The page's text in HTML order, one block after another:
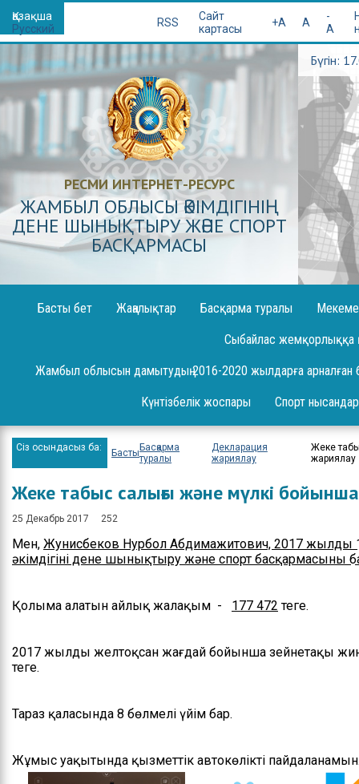
Қазақша
Русский
RSS
Сайт
картасы
+A A
-
A
РЕСМИ ИНТЕРНЕТ-РЕСУРС
ЖАМБЫЛ ОБЛЫСЫ ӘКІМДІГІНІҢ
ДЕНЕ ШЫНЫҚТЫРУ ЖӘНЕ СПОРТ
БАСҚАРМАСЫ
Бүгін:
Басты бет Жаңалықтар
Басқарма туралы
Декларация жариялау
Сұрақ-жауап
Жоба
Шаралар
Ереже
Бюджет
тұлғаларды қабылдау
Спорт жетістіктері
Нәтижелері және
есептер
Ресми сөз сөйлеулер
Байланыстар
Басқарманың ережесі
Сыбайлас жемқорлыққа
Жамбыл облысын дамытудың 2016-2020 жылдарға арналған
Күнтізбелік жоспары Спорт
Сіз осындасыз ба: БастыБасқарма
туралы
Декларация
жариялау
Жеке
жариялау
Жеке табыс салығы және мүлкі
25 Декабрь 2017 252
Мен, Жунисбеков Нурбол Абдимажитович, 2017
әкімдігінің дене шынықтыру және спорт
Қолыма алатын айлық жалақым - 177 472 теңге.
2017 жылдың желтоқсан жағдай бойынша зейнетақы
теңге.
Тараз қаласында 8 бөлмелі үйім бар.
Жұмыс уақытында қызметтік автокөлікті